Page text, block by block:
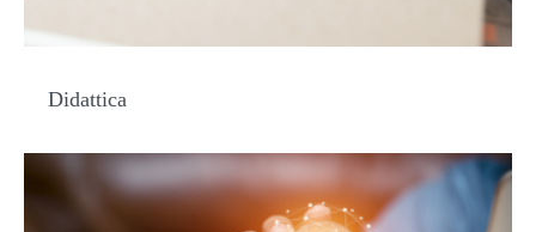
Didattica